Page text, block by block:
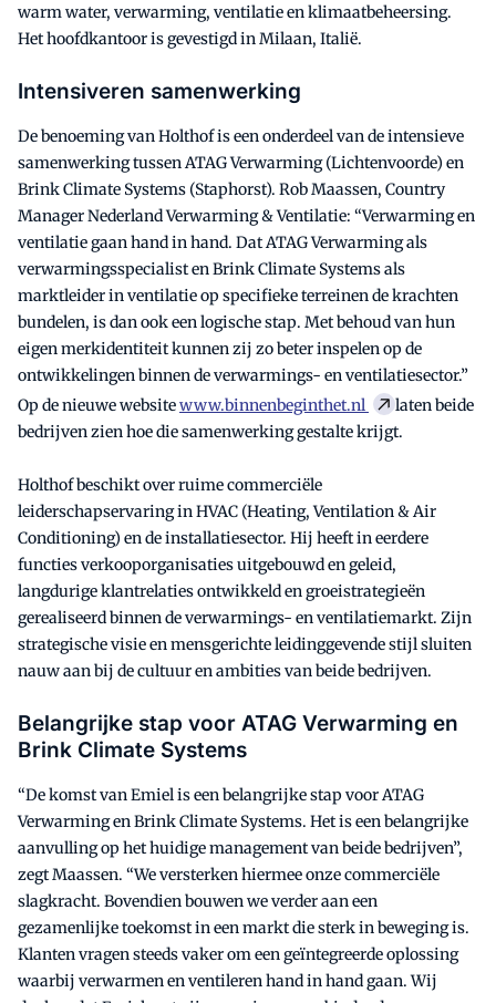
warm water, verwarming, ventilatie en klimaatbeheersing.
Het hoofdkantoor is gevestigd in Milaan, Italië.
Intensiveren samenwerking
De benoeming van Holthof is een onderdeel van de intensieve
samenwerking tussen ATAG Verwarming (Lichtenvoorde) en
Brink Climate Systems (Staphorst). Rob Maassen, Country
Manager Nederland Verwarming & Ventilatie: “Verwarming en
ventilatie gaan hand in hand. Dat ATAG Verwarming als
verwarmingsspecialist en Brink Climate Systems als
marktleider in ventilatie op specifieke terreinen de krachten
bundelen, is dan ook een logische stap. Met behoud van hun
eigen merkidentiteit kunnen zij zo beter inspelen op de
ontwikkelingen binnen de verwarmings- en ventilatiesector.”
Op de nieuwe websitewww.binnenbeginthet.nl
laten beide
bedrijven zien hoe die samenwerking gestalte krijgt.
Holthof beschikt over ruime commerciële
leiderschapservaring in HVAC (Heating, Ventilation & Air
Conditioning) en de installatiesector. Hij heeft in eerdere
functies verkooporganisaties uitgebouwd en geleid,
langdurige klantrelaties ontwikkeld en groeistrategieën
gerealiseerd binnen de verwarmings- en ventilatiemarkt. Zijn
strategische visie en mensgerichte leidinggevende stijl sluiten
nauw aan bij de cultuur en ambities van beide bedrijven.
Belangrijke stap voor ATAG Verwarming en
Brink Climate Systems
“De komst van Emiel is een belangrijke stap voor ATAG
Verwarming en Brink Climate Systems. Het is een belangrijke
aanvulling op het huidige management van beide bedrijven”,
zegt Maassen. “We versterken hiermee onze commerciële
slagkracht. Bovendien bouwen we verder aan een
gezamenlijke toekomst in een markt die sterk in beweging is.
Klanten vragen steeds vaker om een geïntegreerde oplossing
waarbij verwarmen en ventileren hand in hand gaan. Wij